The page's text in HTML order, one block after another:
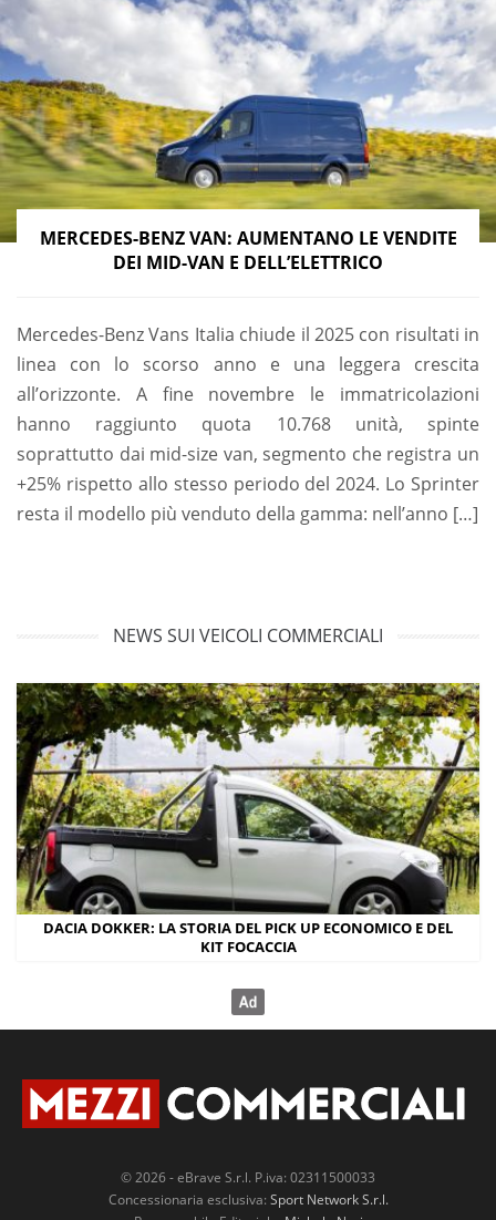
MERCEDES-BENZ VAN: AUMENTANO LE VENDITE
DEI MID-VAN E DELL’ELETTRICO
Mercedes-Benz Vans Italia chiude il 2025 con risultati in
linea con lo scorso anno e una leggera crescita
all’orizzonte. A fine novembre le immatricolazioni
hanno raggiunto quota 10.768 unità, spinte
soprattutto dai mid-size van, segmento che registra un
+25% rispetto allo stesso periodo del 2024. Lo Sprinter
resta il modello più venduto della gamma: nell’anno […]
NEWS SUI VEICOLI COMMERCIALI
DACIA DOKKER: LA STORIA DEL PICK UP ECONOMICO E DEL
KIT FOCACCIA
© 2026 - eBrave S.r.l. P.iva: 02311500033
Concessionaria esclusiva: Sport Network S.r.l.